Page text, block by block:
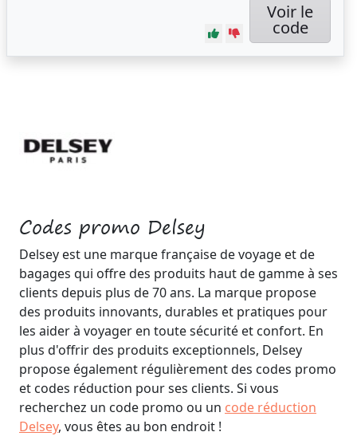
Codes promo Delsey
Delsey est une marque française de voyage et de
bagages qui offre des produits haut de gamme à ses
clients depuis plus de 70 ans. La marque propose
des produits innovants, durables et pratiques pour
les aider à voyager en toute sécurité et confort. En
plus d'offrir des produits exceptionnels, Delsey
propose également régulièrement des codes promo
et codes réduction pour ses clients. Si vous
recherchez un code promo ou un code réduction
Delsey, vous êtes au bon endroit !
Voir le
code